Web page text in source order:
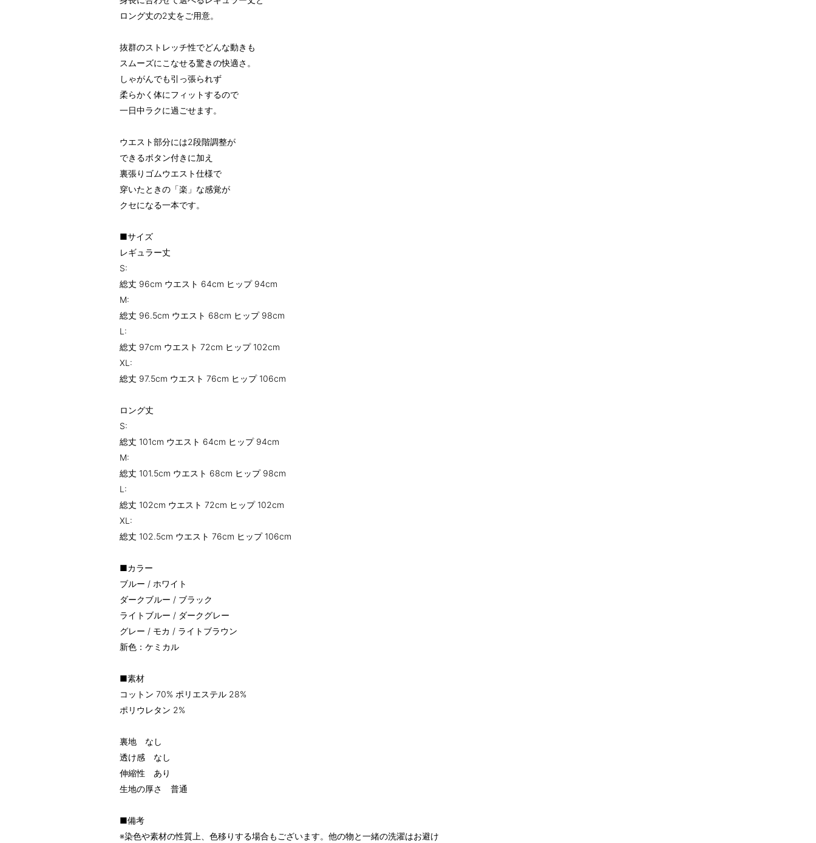
ロング丈の2丈をご用意。
抜群のストレッチ性でどんな動きも
スムーズにこなせる驚きの快適さ。
しゃがんでも引っ張られず
柔らかく体にフィットするので
一日中ラクに過ごせます。
ウエスト部分には2段階調整が
できるボタン付きに加え
裏張りゴムウエスト仕様で
穿いたときの「楽」な感覚が
クセになる一本です。
■サイズ
レギュラー丈
S:
総丈 96cm ウエスト 64cm ヒップ 94cm
M:
総丈 96.5cm ウエスト 68cm ヒップ 98cm
L:
総丈 97cm ウエスト 72cm ヒップ 102cm
XL:
総丈 97.5cm ウエスト 76cm ヒップ 106cm
ロング丈
S:
総丈 101cm ウエスト 64cm ヒップ 94cm
M:
総丈 101.5cm ウエスト 68cm ヒップ 98cm
L:
総丈 102cm ウエスト 72cm ヒップ 102cm
XL:
総丈 102.5cm ウエスト 76cm ヒップ 106cm
■カラー
ブルー / ホワイト
ダークブルー / ブラック
ライトブルー / ダークグレー
グレー / モカ / ライトブラウン
新色：ケミカル
■素材
コットン 70% ポリエステル 28%
ポリウレタン 2%
裏地 なし
透け感 なし
伸縮性 あり
生地の厚さ 普通
■備考
※染色や素材の性質上、色移りする場合もございます。他の物と一緒の洗濯はお避け